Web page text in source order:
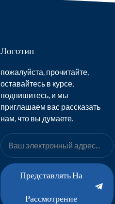
Логотип
пожалуйста, прочитайте,
оставайтесь в курсе,
подпишитесь, и мы
приглашаем вас рассказать
нам, что вы думаете.
Представлять На
Рассмотрение